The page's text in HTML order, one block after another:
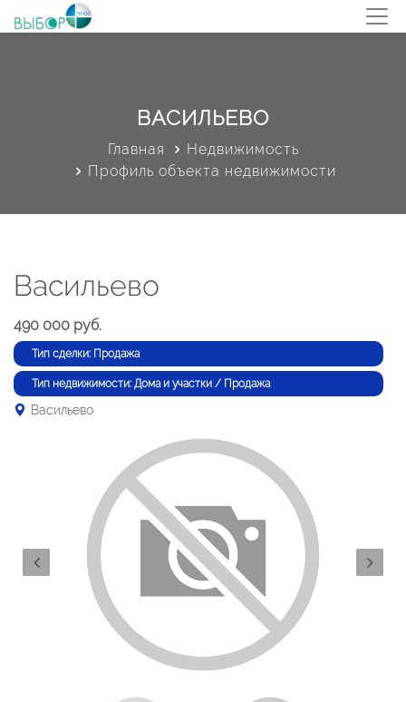
ВАСИЛЬЕВО
Главная
Недвижимость
Профиль объекта недвижимости
Васильево
490 000 руб.
Тип сделки: Продажа
Тип недвижимости: Дома и участки / Продажа
Васильево